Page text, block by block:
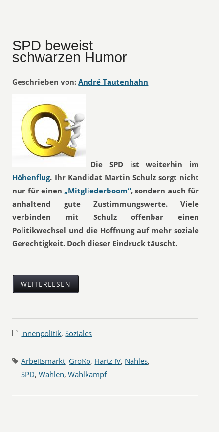
SPD beweist
schwarzen Humor
Geschrieben von: André Tautenhahn
Die SPD ist weiterhin im
Höhenflug. Ihr Kandidat Martin Schulz sorgt nicht
nur für einen „Mitgliederboom“, sondern auch für
anhaltend gute Zustimmungswerte. Viele
verbinden mit Schulz offenbar einen
Politikwechsel und die Hoffnung auf mehr soziale
Gerechtigkeit. Doch dieser Eindruck täuscht.
WEITERLESEN
Innenpolitik,Soziales
Arbeitsmarkt, GroKo, Hartz IV, Nahles,
SPD,Wahlen,Wahlkampf